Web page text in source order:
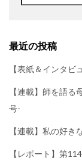
最近の投稿
【表紙＆インタ
【連載】師を語
号-
【連載】私の好
【レポート】第